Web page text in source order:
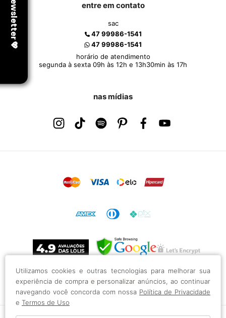
Utilizamos cookies e outras tecnologias para melhorar sua
experiência de compra e personalizar anúncios, ao continuar
navegando você concorda com nossa Política de Privacidade
e Termos de Uso
entre em contato
sac
47 99986-1541
47 99986-1541
horário de atendimento
segunda à sexta 09h às 12h e 13h30min às 17h
nas mídias